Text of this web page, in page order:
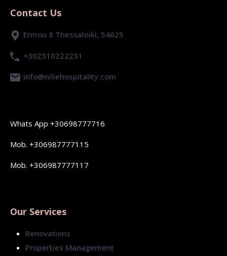
Contact Us
Ermou 8 Thessaloiki, 54625
+302310222231
info@niliehospitality.com
Whats App +30698777716
Mob. +306987777115
Mob. +306987777117
Our Services
Renovations
Properties Management